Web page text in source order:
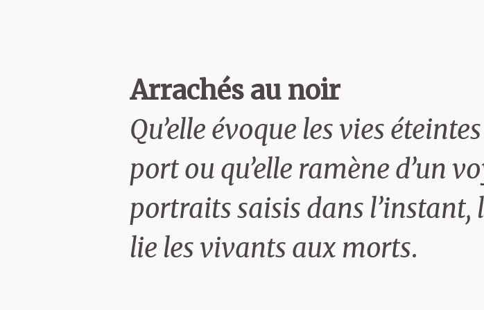
souvent oubliés par les
« critique ». Il est par ailleurs
de la Poésie de Rennes.
Mais Jacques Josse est
Arrachés au noir
Qu’elle évoque les vies
port ou qu’elle ramène d’un
portraits saisis dans l’instant,
lie les vivants aux morts.